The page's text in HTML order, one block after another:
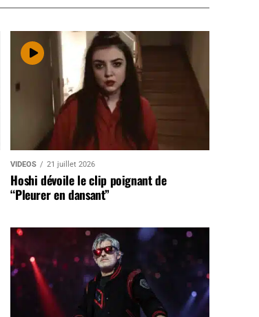
VIDEOS 21 juillet 2026
Hoshi dévoile le clip poignant de
“Pleurer en dansant”